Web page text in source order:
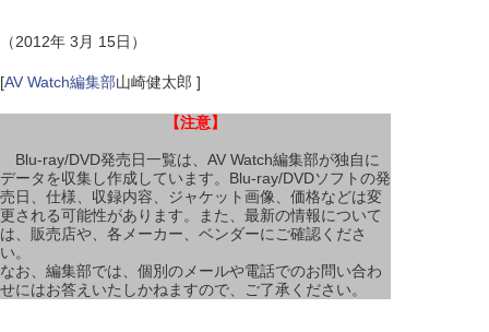
（2012年 3月 15日）
[AV Watch編集部山崎健太郎 ]
【注意】
Blu-ray/DVD発売日一覧は、AV Watch編集部が独自に
データを収集し作成しています。Blu-ray/DVDソフトの発
売日、仕様、収録内容、ジャケット画像、価格などは変
更される可能性があります。また、最新の情報について
は、販売店や、各メーカー、ベンダーにご確認くださ
い。
なお、編集部では、個別のメールや電話でのお問い合わ
せにはお答えいたしかねますので、ご了承ください。